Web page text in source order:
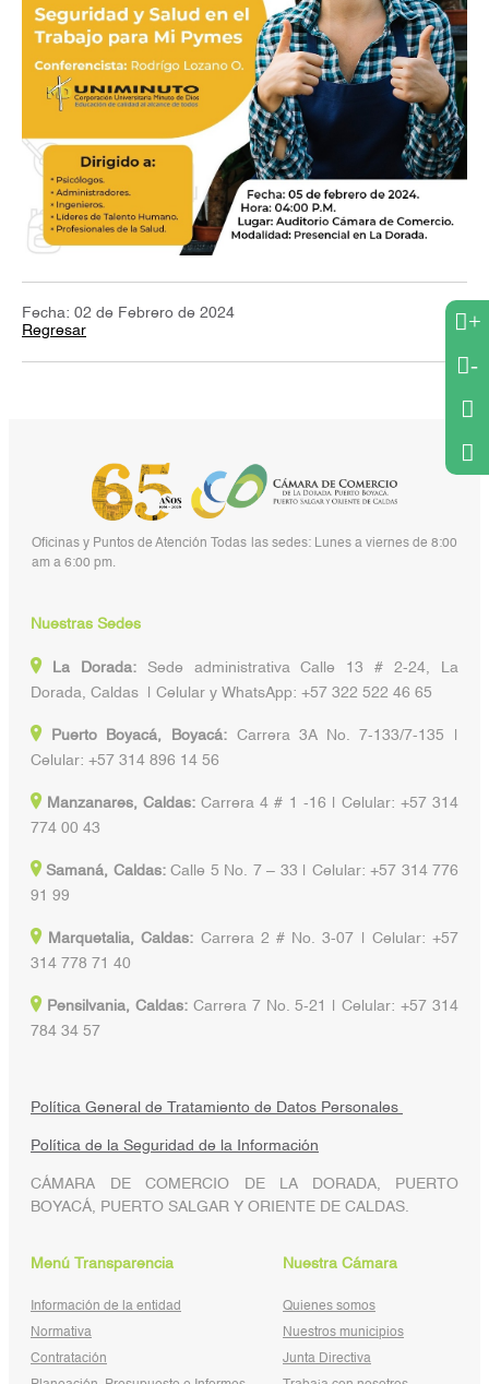
Fecha: 02 de Febrero de 2024
Regresar
+
-
Oficinas y Puntos de Atención Todas las sedes: Lunes a viernes de 8:00
am a 6:00 pm.
Nuestras Sedes
La Dorada:Sede administrativa Calle 13 # 2-24, La
Dorada, Caldas | Celular y WhatsApp: +57 322 522 46 65
Puerto Boyacá, Boyacá:Carrera 3A No. 7-133/7-135 |
Celular: +57 314 896 14 56
Manzanares, Caldas: Carrera 4 # 1 -16 | Celular: +57 314
774 00 43
Samaná, Caldas:Calle 5 No. 7 – 33 | Celular: +57 314 776
91 99
Marquetalia, Caldas: Carrera 2 # No. 3-07 | Celular: +57
314 778 71 40
Pensilvania, Caldas:Carrera 7 No. 5-21 | Celular: +57 314
784 34 57
Política General de Tratamiento de Datos Personales
Política de la Seguridad de la Información
CÁMARA DE COMERCIO DE LA DORADA, PUERTO
BOYACÁ, PUERTO SALGAR Y ORIENTE DE CALDAS.
Menú Transparencia
Información de la entidad
Normativa
Contratación
Nuestra Cámara
Quienes somos
Nuestros municipios
Junta Directiva